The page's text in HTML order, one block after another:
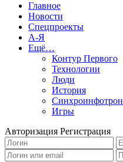
Главное
Новости
Спецпроекты
А-Я
Ещё…
Контур Первого
Технологии
Люди
История
Синхроинфотрон
Игры
Авторизация Регистрация